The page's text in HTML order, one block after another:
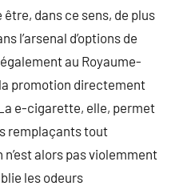
dans ce sens, de plus
l’arsenal d’options de
au Royaume-
promotion directement
e-cigarette, elle, permet
remplaçants tout
alors pas violemment
les odeurs